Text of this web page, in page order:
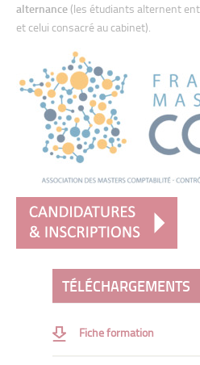
Fiscalité
Gestion financière et stratégique
Ingénierie financière
Conduite du changement
Marketing stratégique
Gestion juridique
Protection sociale
Droit des sociétés
alternance (les étudiants alternent
et celui consacré au cabinet).
TÉLÉCHARGEMENTS
Fiche formation